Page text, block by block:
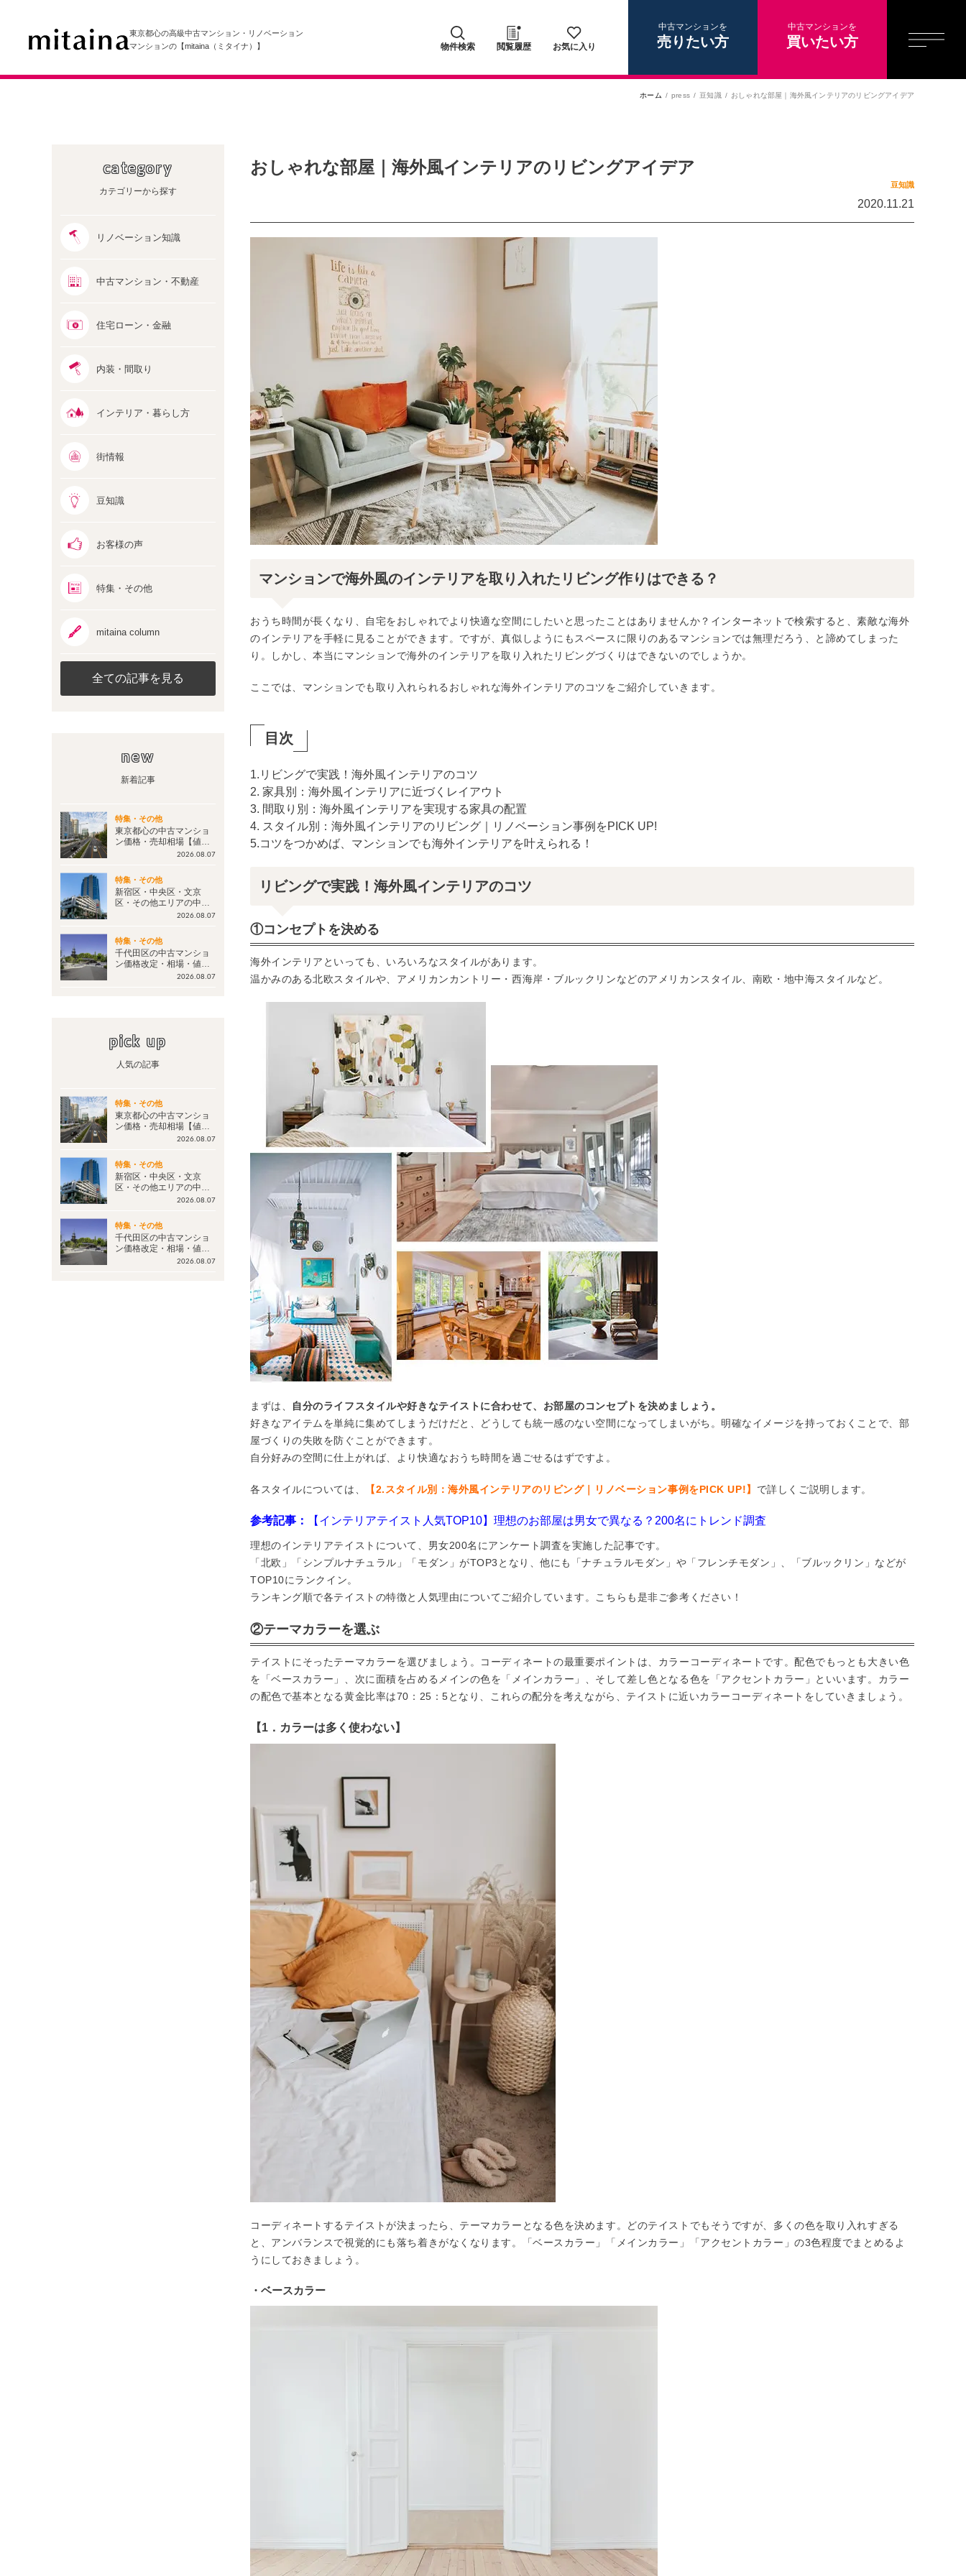
東京都心の高級中古マンション・リノベーション
マンションの【mitaina（ミタイナ）】
物件検索 閲覧履歴 お気に入り
中古マンションを
売りたい方
中古マンションを
買いたい方
ホーム press 豆知識 おしゃれな部屋｜海外風インテリアのリビングアイデア
category
カテゴリーから探す
リノベーション知識
中古マンション・不動産
住宅ローン・金融
内装・間取り
インテリア・暮らし方
街情報
豆知識
お客様の声
特集・その他
mitaina column
全ての記事を見る
new
新着記事
特集・その他
東京都心の中古マンショ
ン価格・売却相場【値下
げ情報 毎週更新】今後の
2026.08.07
特集・その他
新宿区・中央区・文京
区・その他エリアの中古
マンション価格改定・相
新：更新日2026年8月7
日】
2026.08.07
特集・その他
千代田区の中古マンショ
ン価格改定・相場・値下
げ情報【毎週更新：更新
2026.08.07
pick up
人気の記事
特集・その他
東京都心の中古マンショ
ン価格・売却相場【値下
げ情報 毎週更新】今後の
2026.08.07
特集・その他
新宿区・中央区・文京
区・その他エリアの中古
マンション価格改定・相
新：更新日2026年8月7
日】
2026.08.07
特集・その他
千代田区の中古マンショ
ン価格改定・相場・値下
げ情報【毎週更新：更新
2026.08.07
おしゃれな部屋｜海外風インテリアのリビングアイデア
豆知識
2020.11.21
マンションで海外風のインテリアを取り入れたリビング作りはできる？
おうち時間が長くなり、自宅をおしゃれでより快適な空間にしたいと思ったことはありませんか？インターネットで検索すると、素敵な海外
のインテリアを手軽に見ることができます。ですが、真似しようにもスペースに限りのあるマンションでは無理だろう、と諦めてしまった
り。しかし、本当にマンションで海外のインテリアを取り入れたリビングづくりはできないのでしょうか。
ここでは、マンションでも取り入れられるおしゃれな海外インテリアのコツをご紹介していきます。
目次
1.リビングで実践！海外風インテリアのコツ
2. 家具別：海外風インテリアに近づくレイアウト
3. 間取り別：海外風インテリアを実現する家具の配置
4. スタイル別：海外風インテリアのリビング｜リノベーション事例をPICK UP!
5.コツをつかめば、マンションでも海外インテリアを叶えられる！
リビングで実践！海外風インテリアのコツ
①コンセプトを決める
海外インテリアといっても、いろいろなスタイルがあります。
温かみのある北欧スタイルや、アメリカンカントリー・西海岸・ブルックリンなどのアメリカンスタイル、南欧・地中海スタイルなど。
まずは、
自分のライフスタイルや好きなテイストに合わせて、お部屋のコンセプトを決めましょう。
好きなアイテムを単純に集めてしまうだけだと、どうしても統一感のない空間になってしまいがち。明確なイメージを持っておくことで、部
屋づくりの失敗を防ぐことができます。
自分好みの空間に仕上がれば、より快適なおうち時間を過ごせるはずですよ。
各スタイルについては、 【2.スタイル別：海外風インテリアのリビング｜リノベーション事例をPICK UP!】 で詳しくご説明します。
参考記事： 【インテリアテイスト人気TOP10】理想のお部屋は男女で異なる？200名にトレンド調査
理想のインテリアテイストについて、男女200名にアンケート調査を実施した記事です。
「北欧」「シンプルナチュラル」「モダン」がTOP3となり、他にも「ナチュラルモダン」や「フレンチモダン」、「ブルックリン」などが
TOP10にランクイン。
ランキング順で各テイストの特徴と人気理由についてご紹介しています。こちらも是非ご参考ください！
②テーマカラーを選ぶ
テイストにそったテーマカラーを選びましょう。コーディネートの最重要ポイントは、カラーコーディネートです。配色でもっとも大きい色
を「ベースカラー」、次に面積を占めるメインの色を「メインカラー」、そして差し色となる色を「アクセントカラー」といいます。カラー
の配色で基本となる黄金比率は70：25：5となり、これらの配分を考えながら、テイストに近いカラーコーディネートをしていきましょう。
【1．カラーは多く使わない】
コーディネートするテイストが決まったら、テーマカラーとなる色を決めます。どのテイストでもそうですが、多くの色を取り入れすぎる
と、アンバランスで視覚的にも落ち着きがなくなります。「ベースカラー」「メインカラー」「アクセントカラー」の3色程度でまとめるよ
うにしておきましょう。
・ベースカラー